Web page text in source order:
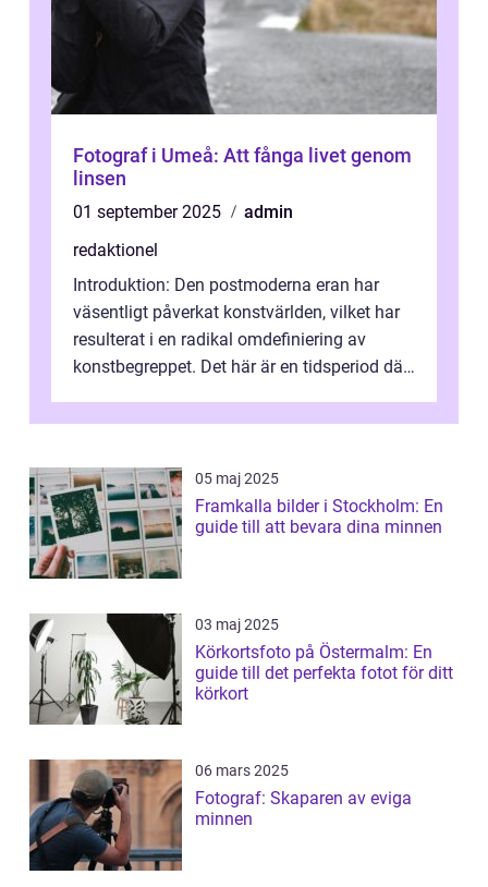
Fotograf i Umeå: Att fånga livet genom
linsen
01 september 2025
admin
redaktionel
Introduktion: Den postmoderna eran har
väsentligt påverkat konstvärlden, vilket har
resulterat i en radikal omdefiniering av
konstbegreppet. Det här är en tidsperiod där
05 maj 2025
Framkalla bilder i Stockholm: En
guide till att bevara dina minnen
03 maj 2025
Körkortsfoto på Östermalm: En
guide till det perfekta fotot för ditt
körkort
06 mars 2025
Fotograf: Skaparen av eviga
minnen